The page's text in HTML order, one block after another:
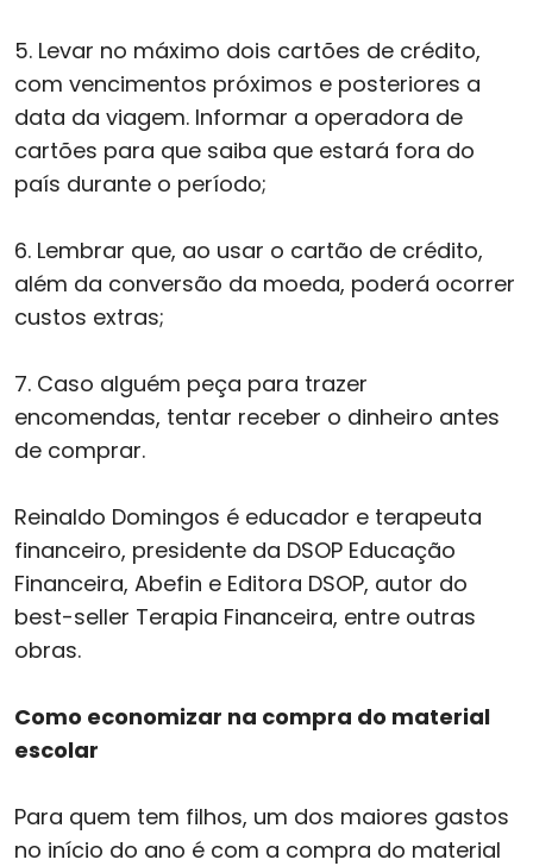
5. Levar no máximo dois cartões de crédito,
com vencimentos próximos e posteriores a
data da viagem. Informar a operadora de
cartões para que saiba que estará fora do
país durante o período;
6. Lembrar que, ao usar o cartão de crédito,
além da conversão da moeda, poderá ocorrer
custos extras;
7. Caso alguém peça para trazer
encomendas, tentar receber o dinheiro antes
de comprar.
Reinaldo Domingos é educador e terapeuta
financeiro, presidente da DSOP Educação
Financeira, Abefin e Editora DSOP, autor do
best-seller Terapia Financeira, entre outras
obras.
Como economizar na compra do material
escolar
Para quem tem filhos, um dos maiores gastos
no início do ano é com a compra do material